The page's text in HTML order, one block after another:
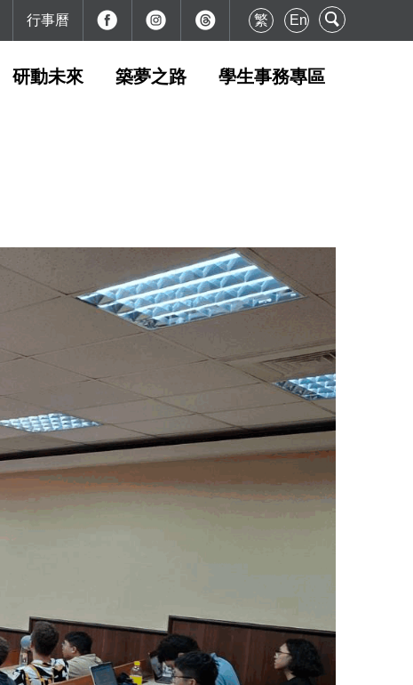
繁 En
行事曆
研動未來 築夢之路 學生事務專區